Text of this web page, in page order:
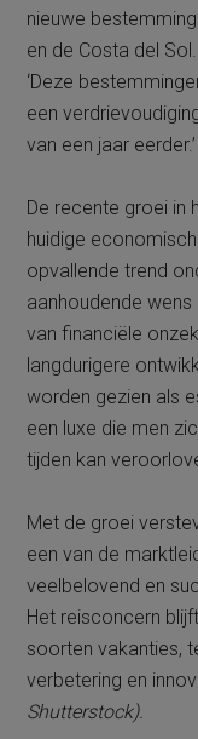
nieuwe
en de Costa del Sol.
‘Deze
een
van een jaar eerder.’
De recente groei in
huidige
opvallende trend
aanhoudende
van financiële
langdurigere
worden gezien als
een luxe die men
tijden kan
Met de groei
een van de
veelbelovend en
Het reisconcern
soorten vakanties,
verbetering en
Shutterstock).